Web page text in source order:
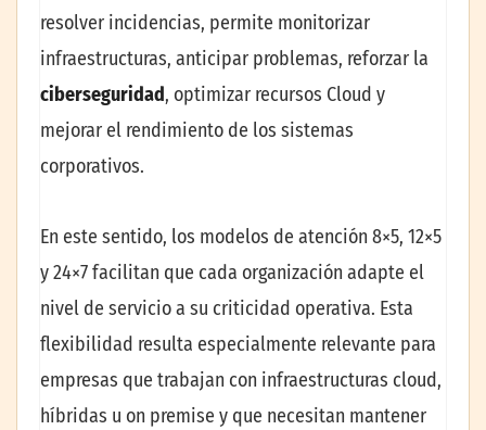
resolver incidencias, permite monitorizar
infraestructuras, anticipar problemas, reforzar la
ciberseguridad, optimizar recursos Cloud y
mejorar el rendimiento de los sistemas
corporativos.
En este sentido, los modelos de atención 8×5, 12×5
y 24×7 facilitan que cada organización adapte el
nivel de servicio a su criticidad operativa. Esta
flexibilidad resulta especialmente relevante para
empresas que trabajan con infraestructuras cloud,
híbridas u on premise y que necesitan mantener